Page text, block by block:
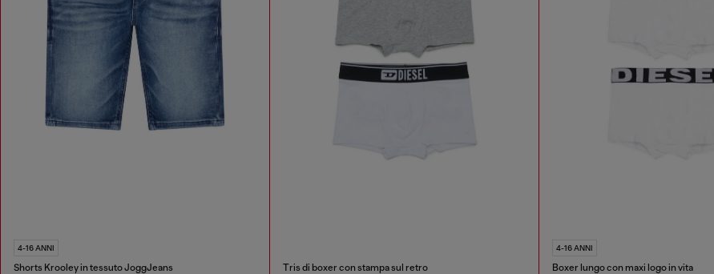
4-16 ANNI
Shorts Krooley in tessuto JoggJeans Tris di boxer con stampa sul retro
4-16 ANNI
Boxer lungo con maxi logo in vita